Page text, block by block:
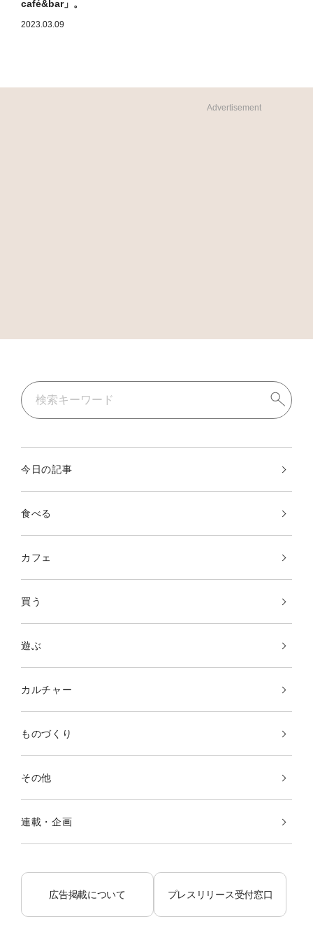
café&bar」。
2023.03.09
Advertisement
今日の記事
食べる
カフェ
買う
遊ぶ
カルチャー
ものづくり
その他
連載・企画
広告掲載について プレスリリース受付窓口